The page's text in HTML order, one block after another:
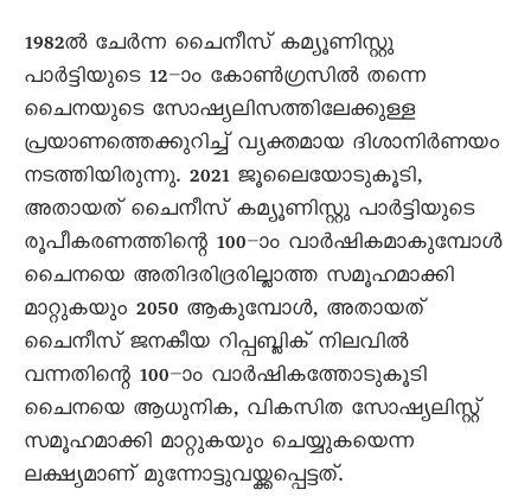
1982ൽ ചേർന്ന ചെെനീസ് കമ്യൂണിസ്റ്റു
പാർട്ടിയുടെ 12–ാം കോൺഗ്രസിൽ തന്നെ
ചെെനയുടെ സോഷ്യലിസത്തിലേക്കുള്ള
പ്രയാണത്തെക്കുറിച്ച് വ്യക്തമായ ദിശാനിർണയം
നടത്തിയിരുന്നു. 2021 ജൂലെെയോടുകൂടി,
അതായത് ചെെനീസ് കമ്യൂണിസ്റ്റു പാർട്ടിയുടെ
രൂപീകരണത്തിന്റെ 100–ാം വാർഷികമാകുമ്പോൾ
ചെെനയെ അതിദരിദ്രരില്ലാത്ത സമൂഹമാക്കി
മാറ്റുകയും 2050 ആകുമ്പോൾ, അതായത്
ചെെനീസ് ജനകീയ റിപ്പബ്ലിക് നിലവിൽ
വന്നതിന്റെ 100–ാം വാർഷികത്തോടുകൂടി
ചെെനയെ ആധുനിക, വികസിത സോഷ്യലിസ്റ്റ്
സമൂഹമാക്കി മാറ്റുകയും ചെയ്യുകയെന്ന
ലക്ഷ്യമാണ് മുന്നോട്ടുവയ്ക്കപ്പെട്ടത്.